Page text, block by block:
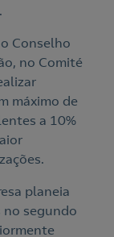
Conselho
no Comité
máximo de
a 10%
planeia
no segundo